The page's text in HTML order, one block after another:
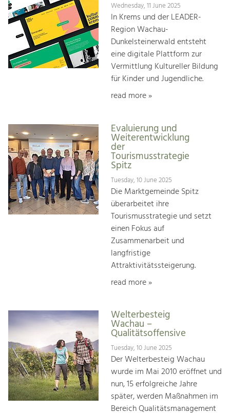
Wednesday, 11 June 2025
In Krems und der LEADER-
Region Wachau-
Dunkelsteinerwald entsteht
eine digitale Plattform zur
Vermittlung Kultureller Bildung
für Kinder und Jugendliche.
read more »
Evaluierung und
Weiterentwicklung
der
Tourismusstrategie
Spitz
Tuesday, 10 June 2025
Die Marktgemeinde Spitz
überarbeitet ihre
Tourismusstrategie und setzt
einen Fokus auf
Zusammenarbeit und
langfristige
Attraktivitätssteigerung.
read more »
Welterbesteig
Wachau –
Qualitätsoffensive
Tuesday, 10 June 2025
Der Welterbesteig Wachau
wurde im Mai 2010 eröffnet und
nun, 15 erfolgreiche Jahre
später, werden Maßnahmen im
Bereich Qualitätsmanagement